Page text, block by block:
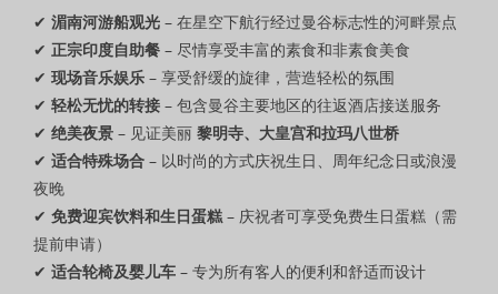
✔ 湄南河游船观光 – 在星空下航行经过曼谷标志性的河畔景点
✔ 正宗印度自助餐 – 尽情享受丰富的素食和非素食美食
✔ 现场音乐娱乐 – 享受舒缓的旋律，营造轻松的氛围
✔ 轻松无忧的转接 – 包含曼谷主要地区的往返酒店接送服务
✔ 绝美夜景 – 见证美丽 黎明寺、大皇宫和拉玛八世桥
✔ 适合特殊场合 – 以时尚的方式庆祝生日、周年纪念日或浪漫
夜晚
✔ 免费迎宾饮料和生日蛋糕 – 庆祝者可享受免费生日蛋糕（需
提前申请）
✔ 适合轮椅及婴儿车 – 专为所有客人的便利和舒适而设计